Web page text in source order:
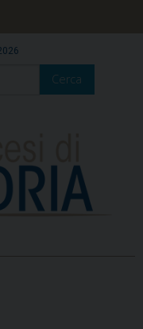
Cerca